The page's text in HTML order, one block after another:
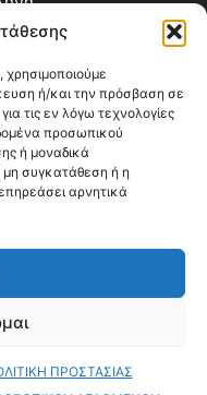
χρησιμοποιούμε
ή/και την πρόσβαση σε
τις εν λόγω τεχνολογίες
προσωπικού
ή μοναδικά
μη συγκατάθεση ή η
αρνητικά
ΠΡΟΣΤΑΣΙΑΣ
ΜΑΣ
• All Rights Reserved •